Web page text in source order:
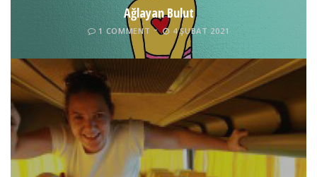
Ağlayan Bulut
1 COMMENT 4 ŞUBAT 2021